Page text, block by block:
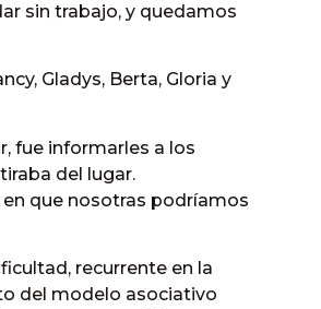
sin trabajo, y quedamos
Gladys, Berta, Gloria y
fue informarles a los
del lugar.
que nosotras podríamos
recurrente en la
del modelo asociativo